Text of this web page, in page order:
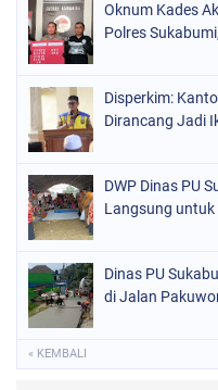
Oknum Kades
Polres
Disperkim:
Dirancang Jadi
DWP Dinas PU
Langsung
Dinas PU
di Jalan
« KEMBALI